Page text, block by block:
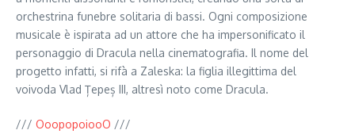
orchestrina funebre solitaria di bassi. Ogni composizione
musicale è ispirata ad un attore che ha impersonificato il
personaggio di Dracula nella cinematografia. Il nome del
progetto infatti, si rifà a Zaleska: la figlia illegittima del
voivoda Vlad Țepeș III, altresì noto come Dracula.
/// OoopopoiooO ///